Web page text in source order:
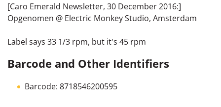
[Caro Emerald Newsletter, 30 December 2016:]
Opgenomen @ Electric Monkey Studio, Amsterdam
Label says 33 1/3 rpm, but it's 45 rpm
Barcode and Other Identifiers
Barcode: 8718546200595